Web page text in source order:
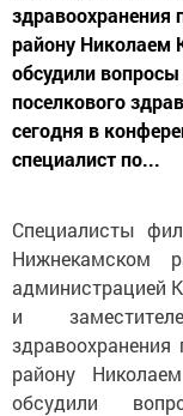
району Николаем
обсудили
поселкового
сегодня в
специалист по...
Специалисты
Нижнекамском
администрацией
и
району
обсудили